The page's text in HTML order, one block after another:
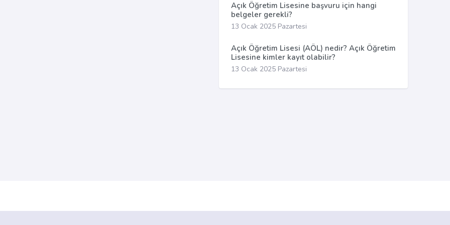
Açık Öğretim Lisesine başvuru için hangi
belgeler gerekli?
13 Ocak 2025 Pazartesi
Açık Öğretim Lisesi (AÖL) nedir? Açık Öğretim
Lisesine kimler kayıt olabilir?
13 Ocak 2025 Pazartesi